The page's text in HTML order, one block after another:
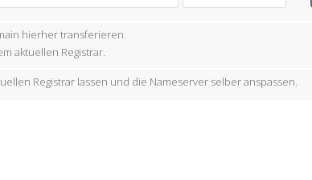
hierher transferieren.
aktuellen Registrar.
Registrar lassen und die Nameserver selber anspassen.